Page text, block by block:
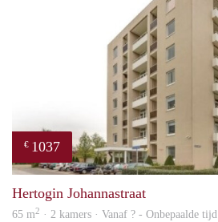
€ 1037
Hertogin Johannastraat
65 m2 · 2 kamers · Vanaf ? - Onbepaalde tijd